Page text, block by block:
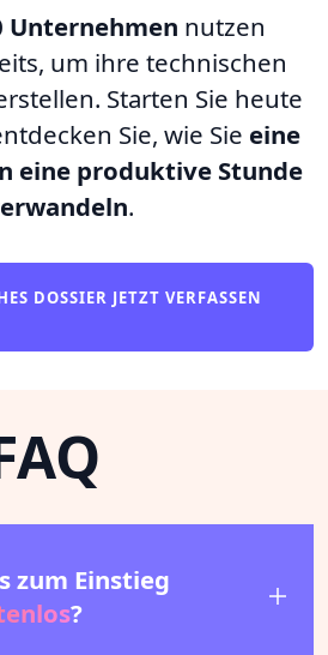
Unternehmen nutzen
um ihre technischen
Starten Sie heute
Sie, wie Sie eine
eine produktive Stunde
.
DOSSIER JETZT VERFASSEN
zum Einstieg
?